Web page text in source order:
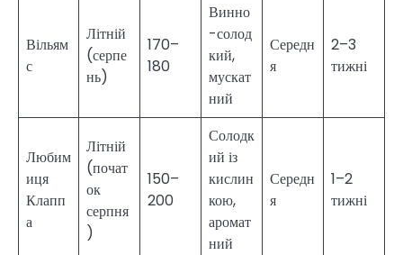
Вільям
с
Літній
(серпе
нь)
170–
180
Винно
-солод
кий,
мускат
ний
Середн
я
2–3
тижні
Любим
иця
Клапп
а
Літній
(почат
ок
серпня
)
150–
200
Солодк
ий із
кислин
кою,
аромат
ний
Середн
я
1–2
тижні